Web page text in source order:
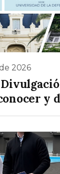
2026
y